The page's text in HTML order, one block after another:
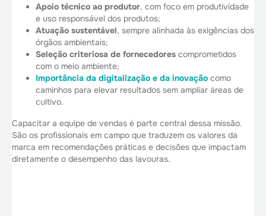
Apoio técnico ao produtor, com foco em produtividade
e uso responsável dos produtos;
Atuação sustentável, sempre alinhada às exigências dos
órgãos ambientais;
Seleção criteriosa de fornecedores comprometidos
com o meio ambiente;
Importância da digitalização e da inovação como
caminhos para elevar resultados sem ampliar áreas de
cultivo.
Capacitar a equipe de vendas é parte central dessa missão.
São os profissionais em campo que traduzem os valores da
marca em recomendações práticas e decisões que impactam
diretamente o desempenho das lavouras.